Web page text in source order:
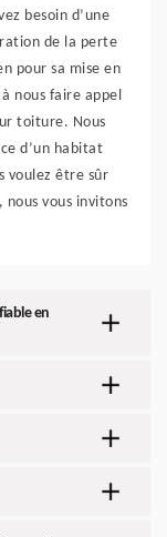
besoin d’une
de la perte
pour sa mise en
nous faire appel
toiture. Nous
d’un habitat
voulez être sûr
vous invitons
en